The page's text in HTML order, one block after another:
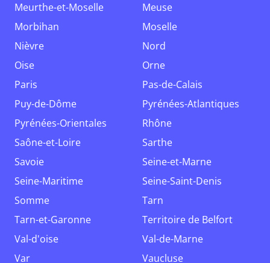
Meurthe-et-Moselle
Meuse
Morbihan
Moselle
Nièvre
Nord
Oise
Orne
Paris
Pas-de-Calais
Puy-de-Dôme
Pyrénées-Atlantiques
Pyrénées-Orientales
Rhône
Saône-et-Loire
Sarthe
Savoie
Seine-et-Marne
Seine-Maritime
Seine-Saint-Denis
Somme
Tarn
Tarn-et-Garonne
Territoire de Belfort
Val-d'oise
Val-de-Marne
Var
Vaucluse